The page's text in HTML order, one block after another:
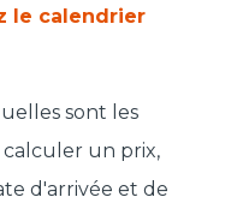
le calendrier
sont les
calculer un prix,
d'arrivée et de